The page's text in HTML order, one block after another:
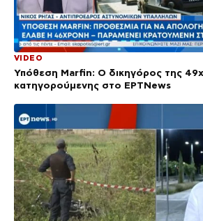
VIDEO
Υπόθεση Marfin: Ο δικηγόρος της
κατηγορούμενης στο ΕΡΤNews